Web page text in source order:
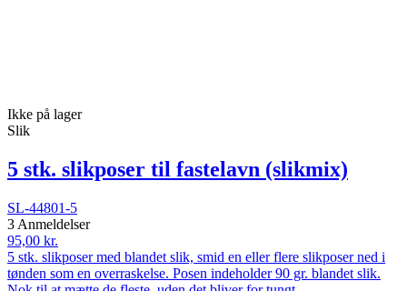
Ikke på lager
Slik
5 stk. slikposer til fastelavn (slikmix)
SL-44801-5
3 Anmeldelser
95,00 kr.
5 stk. slikposer med blandet slik, smid en eller flere slikposer ned i
tønden som en overraskelse. Posen indeholder 90 gr. blandet slik.